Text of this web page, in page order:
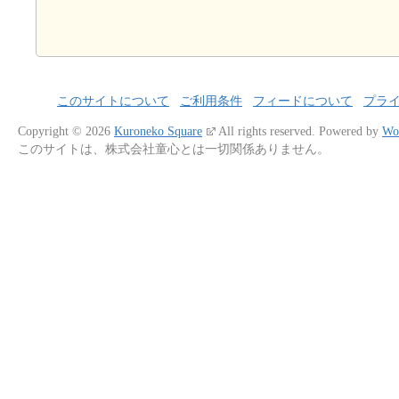
このサイトについて ご利用条件 フィードについて プラ
Copyright © 2026 Kuroneko Square All rights reserved. Powered by
このサイトは、株式会社童心とは一切関係ありません。